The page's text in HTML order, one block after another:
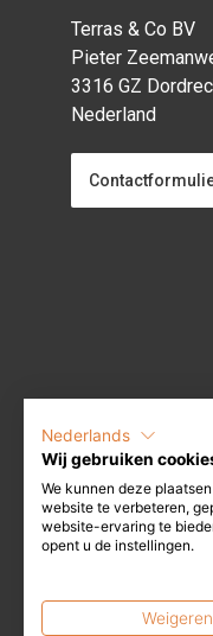
Terras & Co BV
Pieter
3316 GZ
Nederland
Nederlands
Wij gebruiken
We kunnen deze
website te verbeteren,
website-ervaring te
opent u de instellingen.
Weigeren